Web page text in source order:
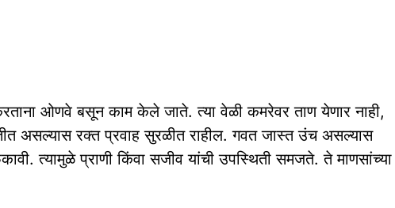
ओणवे बसून काम केले जाते. त्या वेळी कमरेवर ताण येणार नाही,
असल्यास रक्त प्रवाह सुरळीत राहील. गवत जास्त उंच असल्यास
त्यामुळे प्राणी किंवा सजीव यांची उपस्थिती समजते. ते माणसांच्या